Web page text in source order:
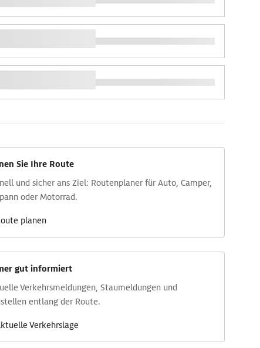
Sie Ihre Route
und sicher ans Ziel: Routen­planer für Auto, Camper,
oder Motorrad.
planen
gut informiert
Verkehrs­meldungen, Stau­meldungen und
entlang der Route.
Verkehrs­lage